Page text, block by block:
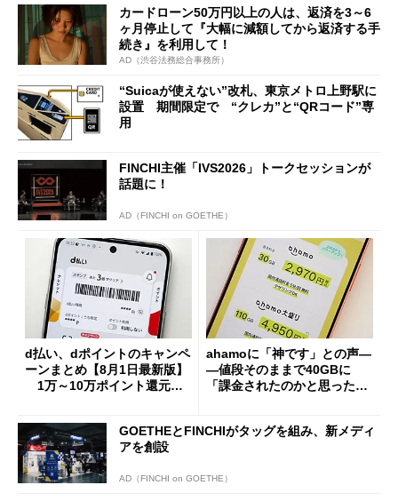
カードローン50万円以上の人は、返済を3～6
ヶ月停止して『大幅に減額してから返済する手
続き』を利用して！
AD（渋谷法務総合事務所）
“Suicaが使えない”改札、東京メトロ上野駅に
設置 期間限定で “クレカ”と“QRコード”専
用
FINCHI主催「IVS2026」トークセッションが
話題に！
AD（FINCHI on GOETHE）
d払い、dポイントのキャンペ
ーンまとめ【8月1日最新版】
1万～10万ポイント還元の
ahamoに「神です」との声―
―値段そのままで40GBに
「課金されたのかと思った」
GOETHEとFINCHIがタッグを組み、新メディ
アを創設
AD（FINCHI on GOETHE）